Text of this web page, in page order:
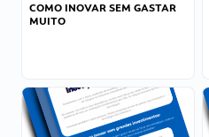
COMO INOVAR SEM GASTAR
MUITO